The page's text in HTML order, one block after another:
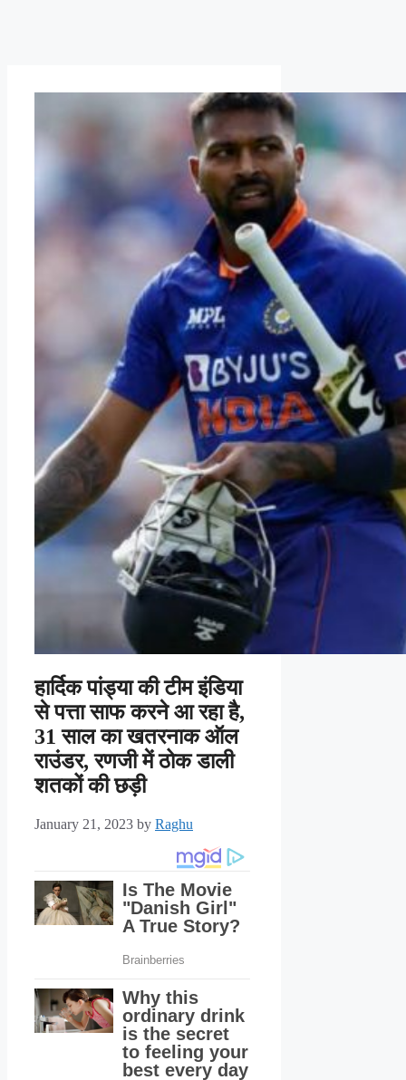
हार्दिक पांड्या की टीम इंडिया
से पत्ता साफ करने आ रहा है,
31 साल का खतरनाक ऑल
राउंडर, रणजी में ठोक डाली
शतकों की छड़ी
January 21, 2023 by Raghu